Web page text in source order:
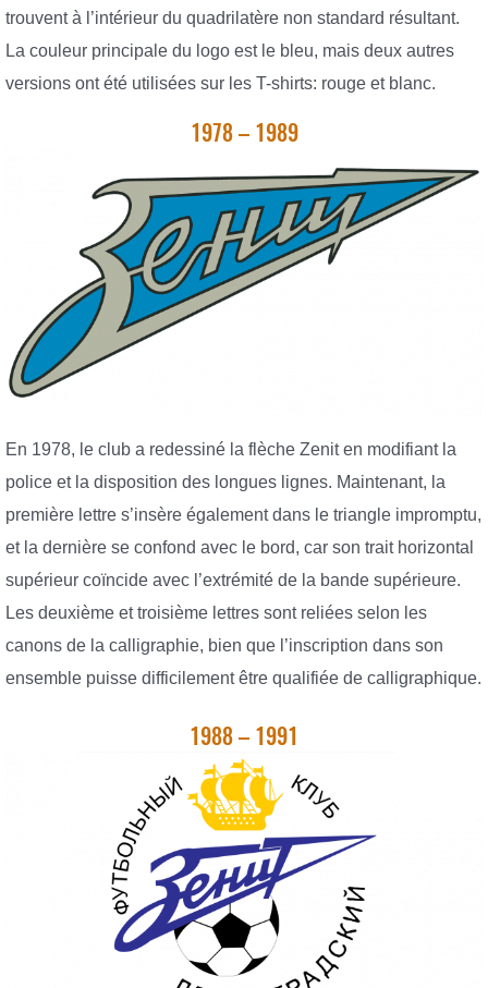
trouvent à l’intérieur du quadrilatère non standard résultant.
La couleur principale du logo est le bleu, mais deux autres
versions ont été utilisées sur les T-shirts: rouge et blanc.
1978 – 1989
En 1978, le club a redessiné la flèche Zenit en modifiant la
police et la disposition des longues lignes. Maintenant, la
première lettre s’insère également dans le triangle impromptu,
et la dernière se confond avec le bord, car son trait horizontal
supérieur coïncide avec l’extrémité de la bande supérieure.
Les deuxième et troisième lettres sont reliées selon les
canons de la calligraphie, bien que l’inscription dans son
ensemble puisse difficilement être qualifiée de calligraphique.
1988 – 1991